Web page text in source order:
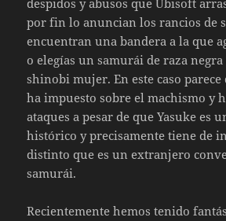
despidos y abusos que Ubisoft
por fin lo anuncian los rancios de
encuentran una bandera a la que
o elegías un samurái de raza
shinobi mujer. En este caso parece
ha impuesto sobre el machismo y
ataques a pesar de que Yasuke es
histórico y precisamente tiene de
distinto que es un extranjero
samurái.
Recientemente hemos tenido